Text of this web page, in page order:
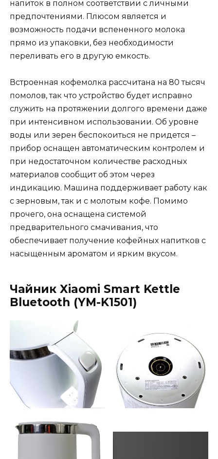
напиток в полном соответствии с личными
предпочтениями. Плюсом является и
возможность подачи вспененного молока
прямо из упаковки, без необходимости
переливать его в другую емкость.
Встроенная кофемолка рассчитана на 80 тысяч
помолов, так что устройство будет исправно
служить на протяжении долгого времени даже
при интенсивном использовании. Об уровне
воды или зерен беспокоиться не придется –
прибор оснащен автоматическим контролем и
при недостаточном количестве расходных
материалов сообщит об этом через
индикацию. Машина поддерживает работу как
с зерновым, так и с молотым кофе. Помимо
прочего, она оснащена системой
предварительного смачивания, что
обеспечивает получение кофейных напитков с
насыщенным ароматом и ярким вкусом.
Чайник Xiaomi Smart Kettle
Bluetooth (YM-K1501)